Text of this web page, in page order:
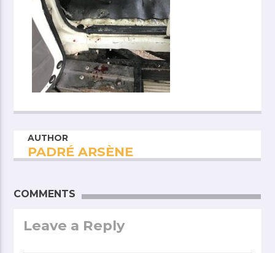
AUTHOR
PADRÉ ARSÈNE
COMMENTS
Leave a Reply